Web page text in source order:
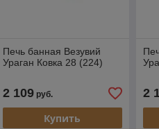
Печь банная Везувий
Ураган Ковка 28 (224)
2 109руб.
Купить
2